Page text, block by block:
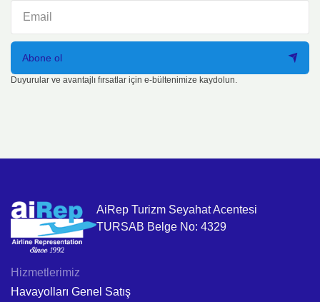
Abone ol
Duyurular ve avantajlı fırsatlar için e-bültenimize kaydolun.
AiRep Turizm Seyahat Acentesi
TURSAB Belge No: 4329
Hizmetlerimiz
Havayolları Genel Satış